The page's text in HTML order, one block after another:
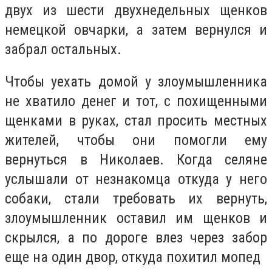
двух из шести двухнедельных щенков
немецкой овчарки, а затем вернулся и
забрал остальных.
Чтобы уехать домой у злоумышленника
не хватило денег и тот, с похищенными
щенками в руках, стал просить местных
жителей, чтобы они помогли ему
вернуться в Николаев. Когда селяне
услышали от незнакомца откуда у него
собаки, стали требовать их вернуть,
злоумышленник оставил им щенков и
скрылся, а по дороге влез через забор
еще на один двор, откуда похитил мопед